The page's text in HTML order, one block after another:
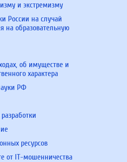
и экстремизму
России на случай
на образовательную
об имуществе и
характера
РФ
ресурсов
от IT-мошенничества